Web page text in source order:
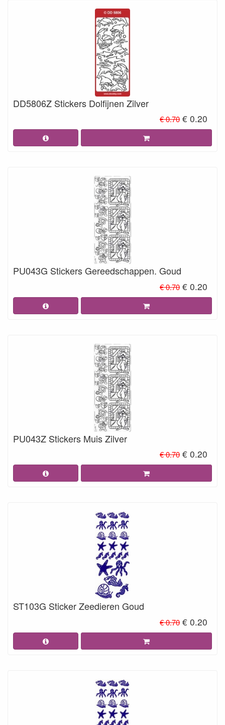
DD5806Z Stickers Dolfijnen Zilver
€ 0.70 € 0.20
PU043G Stickers Gereedschappen. Goud
€ 0.70 € 0.20
PU043Z Stickers Muis Zilver
€ 0.70 € 0.20
ST103G Sticker Zeedieren Goud
€ 0.70 € 0.20